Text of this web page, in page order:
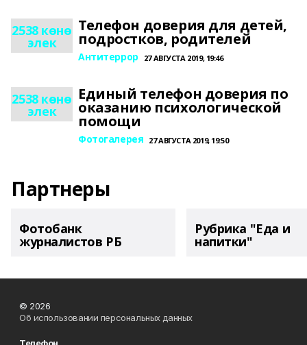
2538 көнө
элек
Телефон доверия для детей,
подростков, родителей
Антитеррор 27 АВГУСТА 2019, 19:46
2538 көнө
элек
Единый телефон доверия по
оказанию психологической
помощи
Фотогалерея 27 АВГУСТА 2019, 19:50
Партнеры
Фотобанк
журналистов РБ
Рубрика "Еда и
напитки"
© 2026
Об использовании персональных данных